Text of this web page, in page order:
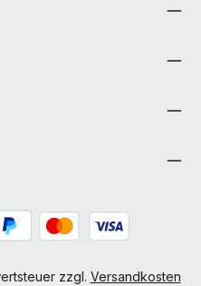
zzgl. Versandkosten